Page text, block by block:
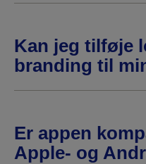
Kan jeg tilføje
branding til
Er appen
Apple- og